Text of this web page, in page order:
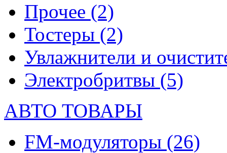
Прочее (2)
Тостеры (2)
Увлажнители и
Электробритвы (5)
АВТО ТОВАРЫ
FM-модуляторы (26)